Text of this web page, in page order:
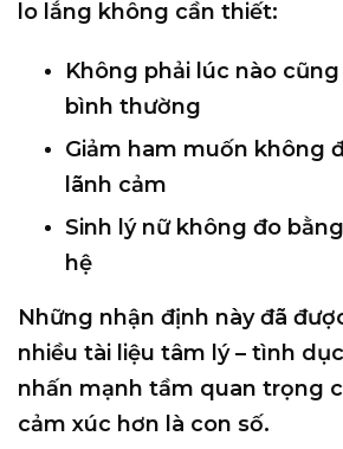
lo lắng không cần thiết:
Không phải lúc nào
bình thường
Giảm ham muốn không
lãnh cảm
Sinh lý nữ không đo
hệ
Những nhận định này đã
nhiều tài liệu tâm lý – tình
nhấn mạnh tầm quan trọng
cảm xúc hơn là con số.